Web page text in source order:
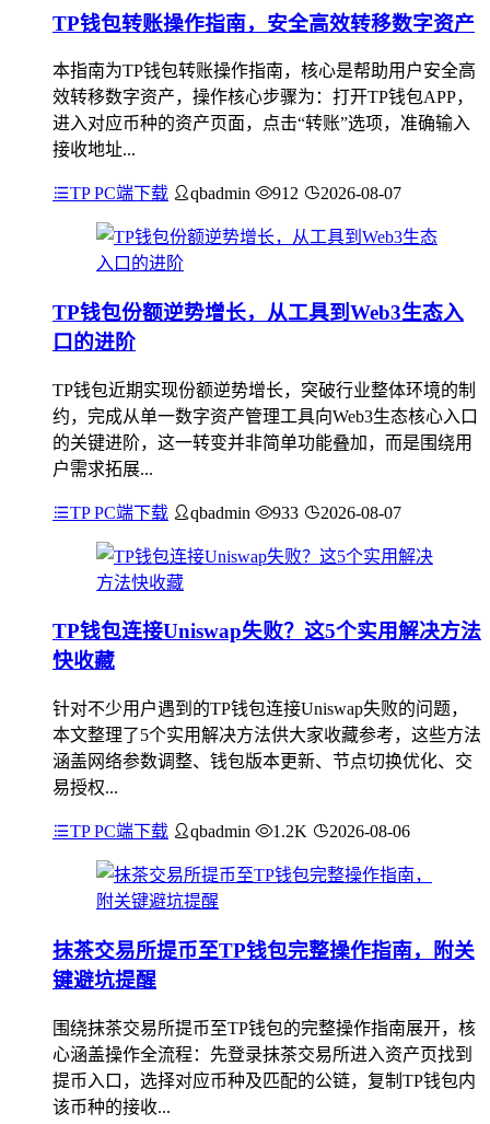
TP钱包转账操作指南，安全高效转移数字资产
本指南为TP钱包转账操作指南，核心是帮助用户安全高
效转移数字资产，操作核心步骤为：打开TP钱包APP，
进入对应币种的资产页面，点击“转账”选项，准确输入
接收地址...
TP PC端下载 qbadmin 912 2026-08-07
TP钱包份额逆势增长，从工具到Web3生态入
口的进阶
TP钱包近期实现份额逆势增长，突破行业整体环境的制
约，完成从单一数字资产管理工具向Web3生态核心入口
的关键进阶，这一转变并非简单功能叠加，而是围绕用
户需求拓展...
TP PC端下载 qbadmin 933 2026-08-07
TP钱包连接Uniswap失败？这5个实用解决方法
快收藏
针对不少用户遇到的TP钱包连接Uniswap失败的问题，
本文整理了5个实用解决方法供大家收藏参考，这些方法
涵盖网络参数调整、钱包版本更新、节点切换优化、交
易授权...
TP PC端下载 qbadmin 1.2K 2026-08-06
抹茶交易所提币至TP钱包完整操作指南，附关
键避坑提醒
围绕抹茶交易所提币至TP钱包的完整操作指南展开，核
心涵盖操作全流程：先登录抹茶交易所进入资产页找到
提币入口，选择对应币种及匹配的公链，复制TP钱包内
该币种的接收...